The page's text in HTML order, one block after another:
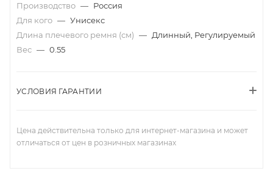
Производство — Россия
Для кого — Унисекс
Длина плечевого ремня (см) — Длинный, Регулируемый
Вес — 0.55
УСЛОВИЯ ГАРАНТИИ
Цена действительна только для интернет-магазина и может
отличаться от цен в розничных магазинах